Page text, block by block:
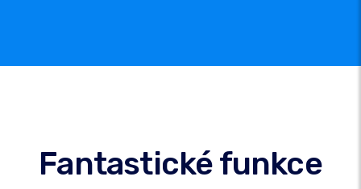
Fantastické funkce